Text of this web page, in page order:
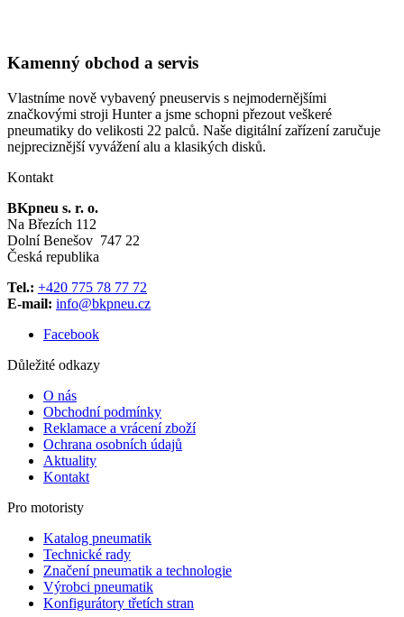
Kamenný obchod a servis
Vlastníme nově vybavený pneuservis s nejmodernějšími
značkovými stroji Hunter a jsme schopni přezout veškeré
pneumatiky do velikosti 22 palců. Naše digitální zařízení zaručuje
nejpreciznější vyvážení alu a klasikých disků.
Kontakt
BKpneu s. r. o.
Na Březích 112
Dolní Benešov 747 22
Česká republika
Tel.: +420 775 78 77 72
E-mail: info@bkpneu.cz
Facebook
Důležité odkazy
O nás
Obchodní podmínky
Reklamace a vrácení zboží
Ochrana osobních údajů
Aktuality
Kontakt
Pro motoristy
Katalog pneumatik
Technické rady
Značení pneumatik a technologie
Výrobci pneumatik
Konfigurátory třetích stran